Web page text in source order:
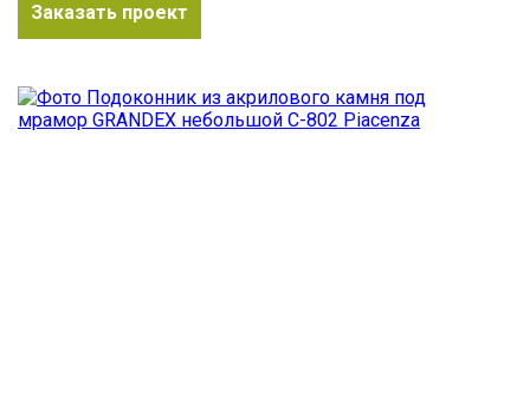
Заказать проект